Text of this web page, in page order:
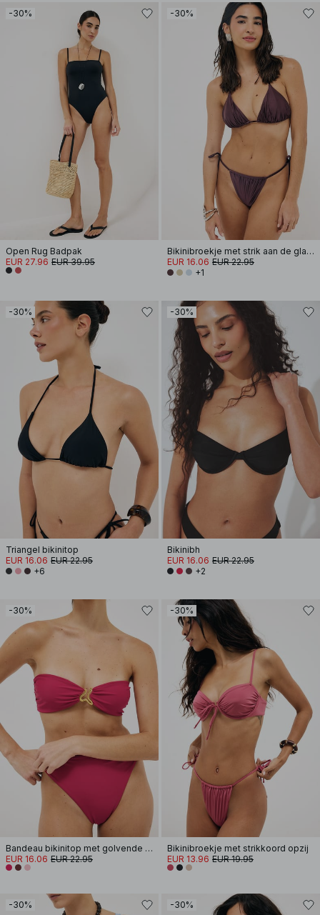
-30%
Open Rug Badpak
EUR 27.96 EUR 39.95
-30%
Bikinibroekje met strik aan de glanzende kant
EUR 16.06 EUR 22.95
+1
-30%
Triangel bikinitop
EUR 16.06 EUR 22.95
+6
-30%
Bikinibh
EUR 16.06 EUR 22.95
+2
-30%
Bandeau bikinitop met golvende band
EUR 16.06 EUR 22.95
-30%
Bikinibroekje met strikkoord opzij
EUR 13.96 EUR 19.95
-30% -30%